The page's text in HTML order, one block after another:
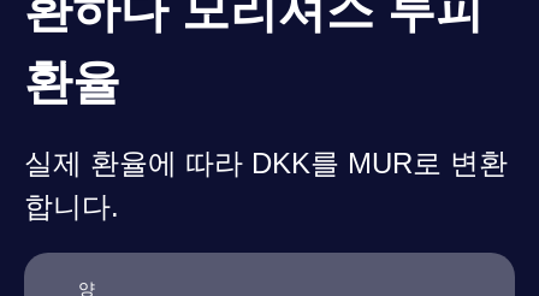
환율
실제 환율에 따라 DKK를 MUR로 변환
합니다.
양